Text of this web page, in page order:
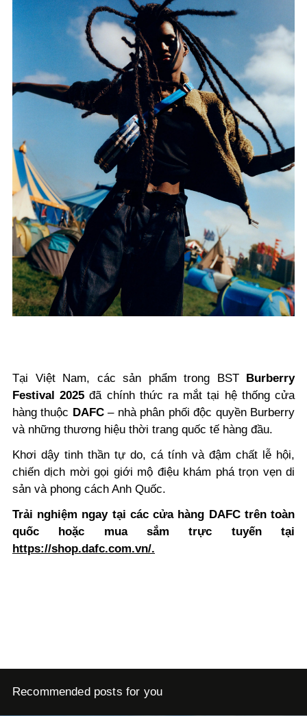
Tại Việt Nam, các sản phẩm trong BST Burberry
Festival 2025 đã chính thức ra mắt tại hệ thống cửa
hàng thuộc DAFC– nhà phân phối độc quyền Burberry
và những thương hiệu thời trang quốc tế hàng đầu.
Khơi dậy tinh thần tự do, cá tính và đậm chất lễ hội,
chiến dịch mời gọi giới mộ điệu khám phá trọn vẹn di
sản và phong cách Anh Quốc.
Trải nghiệm ngay tại các cửa hàng DAFC trên toàn
quốc hoặc mua sắm trực tuyến tại
https://shop.dafc.com.vn/.
Recommended posts for you